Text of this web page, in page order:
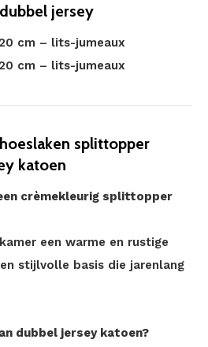
jersey
cm – lits-jumeaux
cm – lits-jumeaux
splittopper
katoen
crèmekleurig splittopper
een warme en rustige
stijlvolle basis die jarenlang
dubbel jersey katoen?